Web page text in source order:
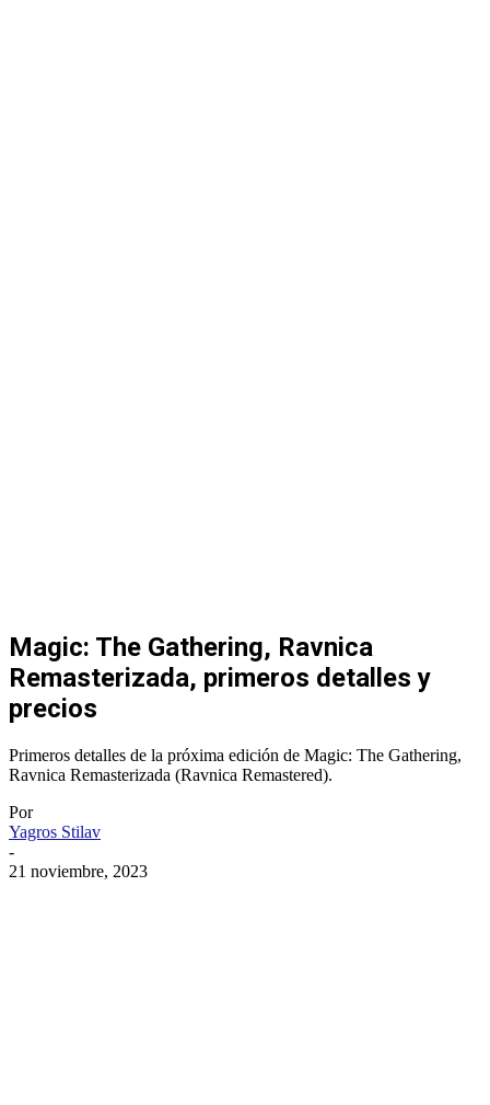
Magic: The Gathering, Ravnica
Remasterizada, primeros detalles y
precios
Primeros detalles de la próxima edición de Magic: The Gathering,
Ravnica Remasterizada (Ravnica Remastered).
Por
Yagros Stilav
-
21 noviembre, 2023